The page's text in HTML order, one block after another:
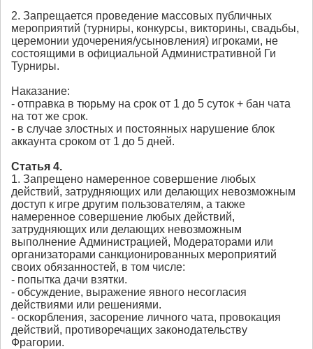
2. Запрещается проведение массовых публичных
мероприятий (турниры, конкурсы, викторины, свадьбы,
церемонии удочерения/усыновления) игроками, не
состоящими в официальной Административной Ги
Турниры.
Наказание:
- отправка в тюрьму на срок от 1 до 5 суток + бан чата
на тот же срок.
- в случае злостных и постоянных нарушение блок
аккаунта сроком от 1 до 5 дней.
Статья 4.
1. Запрещено намеренное совершение любых
действий, затрудняющих или делающих невозможным
доступ к игре другим пользователям, а также
намеренное совершение любых действий,
затрудняющих или делающих невозможным
выполнение Администрацией, Модераторами или
организаторами санкционированных мероприятий
своих обязанностей, в том числе:
- попытка дачи взятки.
- обсуждение, выражение явного несогласия
действиями или решениями.
- оскорбления, засорение личного чата, провокация
действий, противоречащих законодательству
Фрагории.